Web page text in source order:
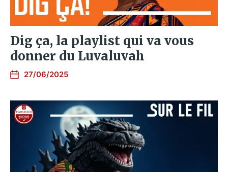
Dig ça, la playlist qui va vous
donner du Luvaluvah
27/06/2025